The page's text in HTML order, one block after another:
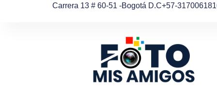
Carrera 13 # 60-51 -Bogotá D.C+57-